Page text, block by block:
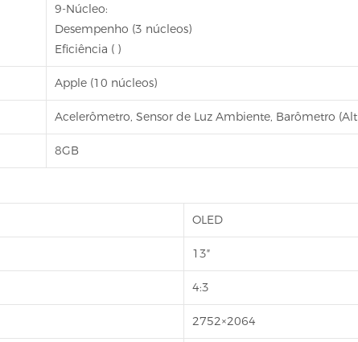
9-Núcleo:
Desempenho (3 núcleos)
Eficiência ( )
Apple (10 núcleos)
Acelerômetro, Sensor de Luz Ambiente, Barômetro
8GB
OLED
13″
4:3
2752×2064